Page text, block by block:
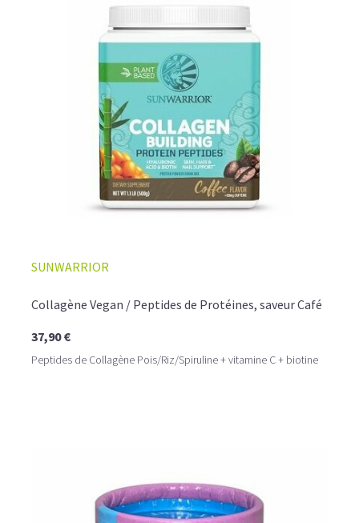
SUNWARRIOR
Collagène Vegan / Peptides de Protéines, saveur Café
37,90 €
Peptides de Collagène Pois/Riz/Spiruline + vitamine C + biotine